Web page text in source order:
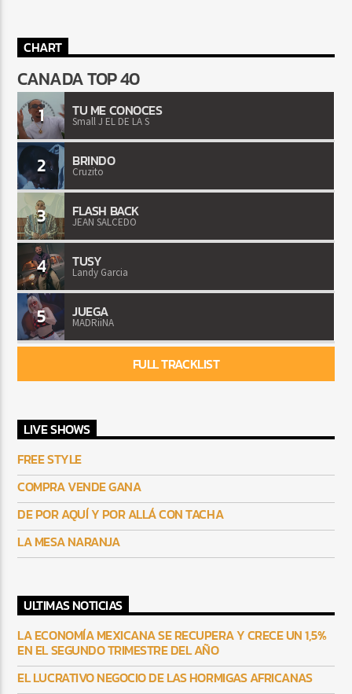
CHART
CANADA TOP 40
1 TU ME CONOCES
Small J EL DE LA S
2 BRINDO
Cruzito
3 FLASH BACK
JEAN SALCEDO
4 TUSY
Landy Garcia
5 JUEGA
MADRiiNA
FULL TRACKLIST
LIVE SHOWS
FREE STYLE
COMPRA VENDE GANA
DE POR AQUÍ Y POR ALLÁ CON TACHA
LA MESA NARANJA
ULTIMAS NOTICIAS
LA ECONOMÍA MEXICANA SE RECUPERA Y CRECE UN 1,5%
EN EL SEGUNDO TRIMESTRE DEL AÑO
EL LUCRATIVO NEGOCIO DE LAS HORMIGAS AFRICANAS